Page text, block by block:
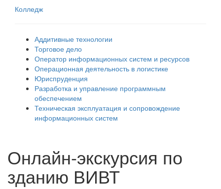
Колледж
Аддитивные технологии
Торговое дело
Оператор информационных систем и ресурсов
Операционная деятельность в логистике
Юриспруденция
Разработка и управление программным
обеспечением
Техническая эксплуатация и сопровождение
информационных систем
Онлайн-экскурсия по
зданию ВИВТ